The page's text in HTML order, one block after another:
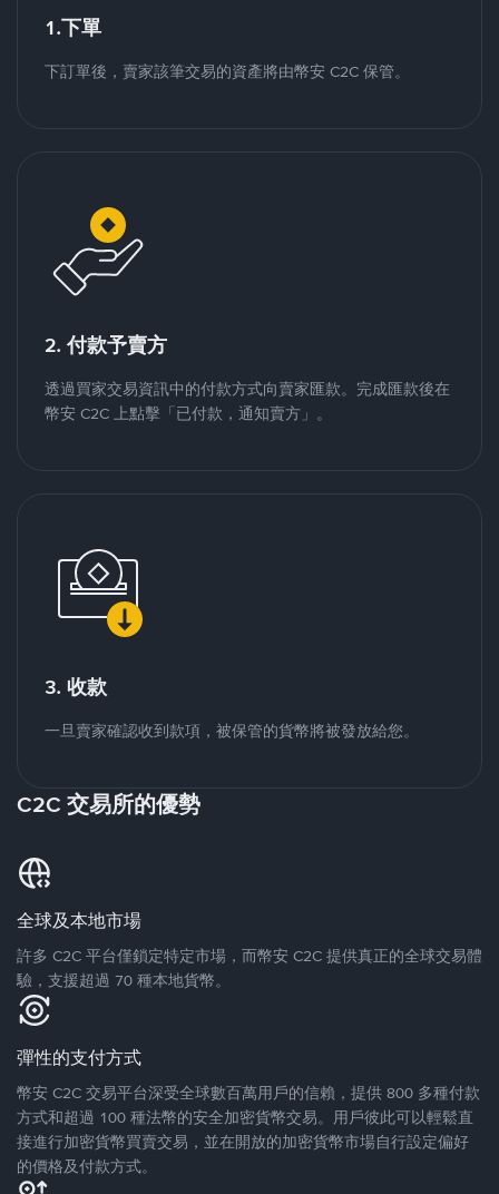
1.下單
下訂單後，賣家該筆交易的資產將由幣安 C2C 保管。
2. 付款予賣方
透過買家交易資訊中的付款方式向賣家匯款。完成匯款後在
幣安 C2C 上點擊「已付款，通知賣方」。
3. 收款
一旦賣家確認收到款項，被保管的貨幣將被發放給您。
C2C 交易所的優勢
全球及本地市場
許多 C2C 平台僅鎖定特定市場，而幣安 C2C 提供真正的全球交易體
驗，支援超過 70 種本地貨幣。
彈性的支付方式
幣安 C2C 交易平台深受全球數百萬用戶的信賴，提供 800 多種付款
方式和超過 100 種法幣的安全加密貨幣交易。用戶彼此可以輕鬆直
接進行加密貨幣買賣交易，並在開放的加密貨幣市場自行設定偏好
的價格及付款方式。